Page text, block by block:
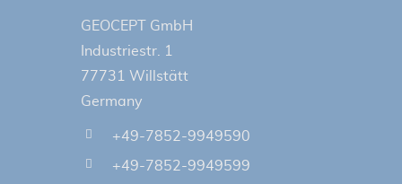
GEOCEPT GmbH
Industriestr. 1
77731 Willstätt
Germany
+49-7852-9949590
+49-7852-9949599